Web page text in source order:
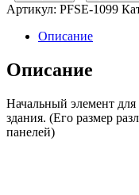
Docke
Стартовый
Угол
Flemish
Артикул: PFSE-1099
Описание
Описание
Начальный элемент
здания. (Его размер
панелей)